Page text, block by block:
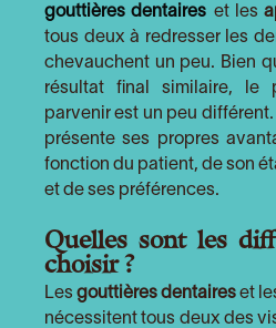
gouttières dentaires et les
tous deux à redresser les
chevauchent un peu. Bien
résultat final similaire, le
parvenir est un peu
présente ses propres
fonction du patient, de son
et de ses préférences.
Quelles sont les
choisir ?
Les gouttières dentaires et
nécessitent tous deux des